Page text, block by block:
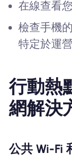
在線查看
檢查手機
特定於運
行動熱
網解決
公共 Wi-Fi